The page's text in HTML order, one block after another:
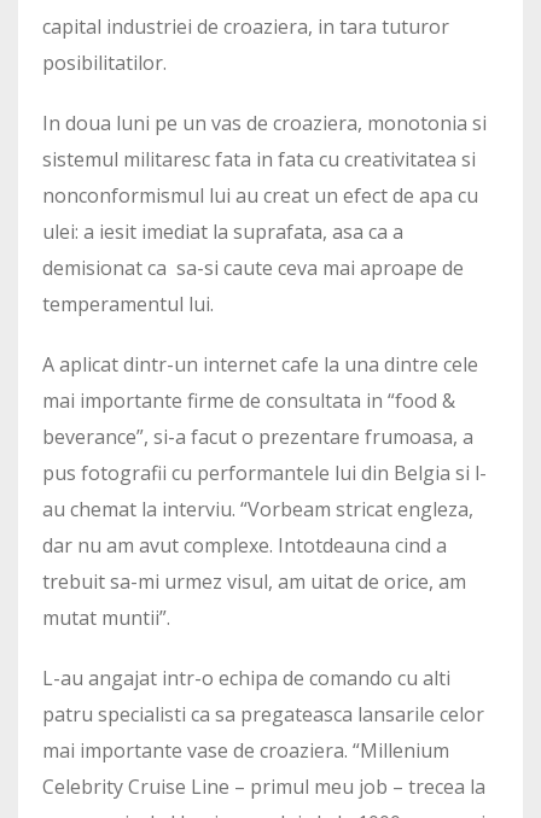
capital industriei de croaziera, in tara tuturor
posibilitatilor.
In doua luni pe un vas de croaziera, monotonia si
sistemul militaresc fata in fata cu creativitatea si
nonconformismul lui au creat un efect de apa cu
ulei: a iesit imediat la suprafata, asa ca a
demisionat ca sa-si caute ceva mai aproape de
temperamentul lui.
A aplicat dintr-un internet cafe la una dintre cele
mai importante firme de consultata in “food &
beverance”, si-a facut o prezentare frumoasa, a
pus fotografii cu performantele lui din Belgia si l-
au chemat la interviu. “Vorbeam stricat engleza,
dar nu am avut complexe. Intotdeauna cind a
trebuit sa-mi urmez visul, am uitat de orice, am
mutat muntii”.
L-au angajat intr-o echipa de comando cu alti
patru specialisti ca sa pregateasca lansarile celor
mai importante vase de croaziera. “Millenium
Celebrity Cruise Line – primul meu job – trecea la